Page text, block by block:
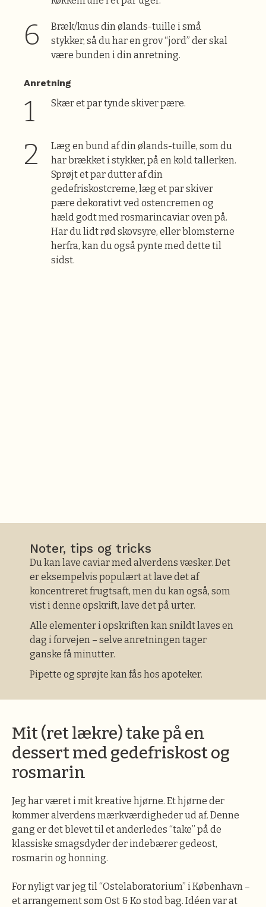
Bræk/knus din ølands-tuille i små
stykker, så du har en grov “jord” der skal
være bunden i din anretning.
Anretning
Skær et par tynde skiver pære.
Læg en bund af din ølands-tuille, som du
har brækket i stykker, på en kold tallerken.
Sprøjt et par dutter af din
gedefriskostcreme, læg et par skiver
pære dekorativt ved ostencremen og
hæld godt med rosmarincaviar oven på.
Har du lidt rød skovsyre, eller blomsterne
herfra, kan du også pynte med dette til
sidst.
Noter, tips og tricks
Du kan lave caviar med alverdens væsker. Det
er eksempelvis populært at lave det af
koncentreret frugtsaft, men du kan også, som
vist i denne opskrift, lave det på urter.
Alle elementer i opskriften kan snildt laves en
dag i forvejen – selve anretningen tager
ganske få minutter.
Pipette og sprøjte kan fås hos apoteker.
Mit (ret lækre) take på en
dessert med gedefriskost og
rosmarin
Jeg har været i mit kreative hjørne. Et hjørne der
kommer alverdens mærkværdigheder ud af. Denne
gang er det blevet til et anderledes “take” på de
klassiske smagsdyder der indebærer gedeost,
rosmarin og honning.
For nyligt var jeg til “Ostelaboratorium” i København –
et arrangement som Ost & Ko stod bag. Idéen var at